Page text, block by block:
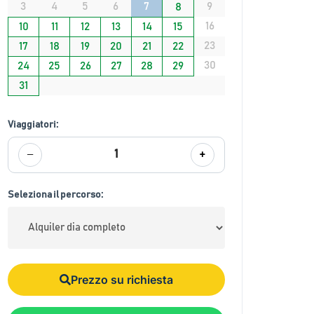
3 4 5 6 7 8
9
10
11 12 13 14 15
16
17
18 19 20 21 22
23
24
25 26 27 28 29
30
31
Viaggiatori:
− 1 +
Seleziona il percorso:
Prezzo su richiesta